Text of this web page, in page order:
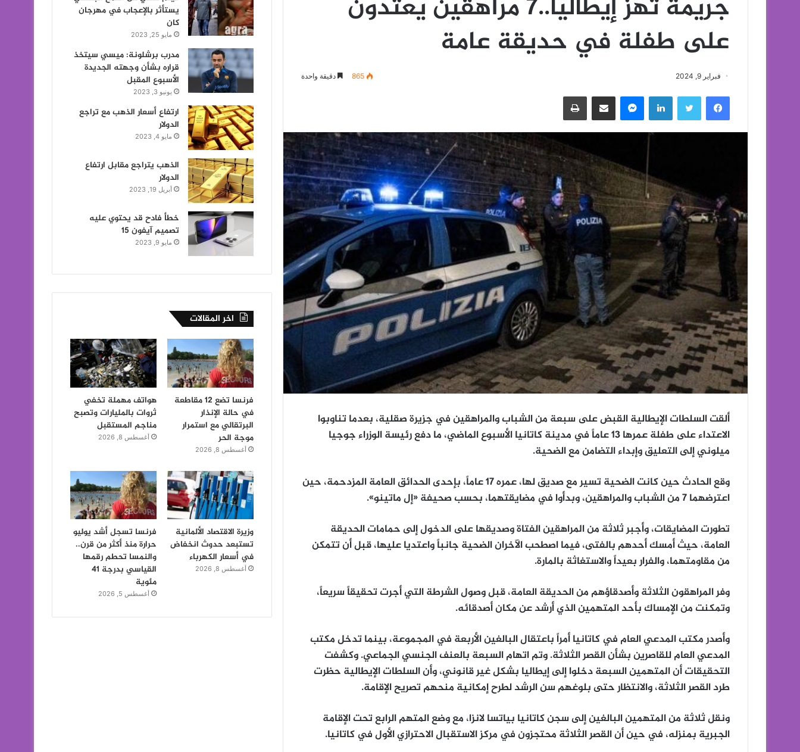
جريمة تهز إيطاليا..7 مراهقين يعتدون
على طفلة في حديقة عامة
فبراير 9, 2024 865 دقيقة واحدة
فيسبوك تويتر لينكدإن ماسنجر مشاركة عبر البريد طباعة
ألقت السلطات الإيطالية القبض على سبعة من الشباب والمراهقين في جزيرة صقلية، بعدما تناوبوا
الاعتداء على طفلة عمرها 13 عاماً في مدينة كاتانيا الأسبوع الماضي، ما دفع رئيسة الوزراء جوجيا
ميلوني إلى التعليق وإبداء التضامن مع الضحية.
وقع الحادث حين كانت الضحية تسير مع صديق لها، عمره 17 عاماً، بإحدى الحدائق العامة المزدحمة، حين
اعترضهما 7 من الشباب والمراهقين، وبدأوا في مضايقتهما، بحسب صحيفة «إل ماتينو».
تطورت المضايقات، وأجبر ثلاثة من المراهقين الفتاة وصديقها على الدخول إلى حمامات الحديقة
العامة، حيث أمسك أحدهم بالفتى، فيما اصطحب الآخران الضحية جانباً واعتديا عليها، قبل أن تتمكن
من مقاومتهما، والفرار بعيداً والاستغاثة بالمارة.
وفر المراهقون الثلاثة وأصدقاؤهم من الحديقة العامة، قبل وصول الشرطة التي أجرت تحقيقاً سريعاً،
وتمكنت من الإمساك بأحد المتهمين الذي أرشد عن مكان أصدقائه.
وأصدر مكتب المدعي العام في كاتانيا أمراً باعتقال البالغين الأربعة في المجموعة، بينما تدخل مكتب
المدعي العام للقاصرين بشأن القصر الثلاثة. وتم اتهام السبعة بالعنف الجنسي الجماعي. وكشفت
التحقيقات أن المتهمين السبعة دخلوا إلى إيطاليا بشكل غير قانوني، وأن السلطات الإيطالية حظرت
طرد القصر الثلاثة، والانتظار حتى بلوغهم سن الرشد لطرح إمكانية منحهم تصريح الإقامة.
ونقل ثلاثة من المتهمين البالغين إلى سجن كاتانيا بياتسا لانزا، مع وضع المتهم الرابع تحت الإقامة
الجبرية بمنزله، في حين أن القصر الثلاثة محتجزون في مركز الاستقبال الاحترازي الأول في كاتانيا.
يستأثر بالإعجاب في مهرجان
كان
مايو 25, 2023
مدرب برشلونة: ميسي سيتخذ
قراره بشأن وجهته الجديدة
الأسبوع المقبل
يونيو 3, 2023
ارتفاع أسعار الذهب مع تراجع
الدولار
مايو 4, 2023
الذهب يتراجع مقابل ارتفاع
الدولار
أبريل 19, 2023
خطأ فادح قد يحتوي عليه
تصميم آيفون 15
مايو 9, 2023
اخر المقالات
فرنسا تضع 12 مقاطعة
في حالة الإنذار
البرتقالي مع استمرار
موجة الحر
أغسطس 8, 2026
هواتف مهملة تخفي
ثروات بالمليارات وتصبح
مناجم المستقبل
أغسطس 8, 2026
وزيرة الاقتصاد الألمانية
تستبعد حدوث انخفاض
في أسعار الكهرباء
أغسطس 8, 2026
فرنسا تسجل أشد يوليو
حرارة منذ أكثر من قرن..
والنمسا تحطم رقمها
القياسي بدرجة 41
مئوية
أغسطس 5, 2026